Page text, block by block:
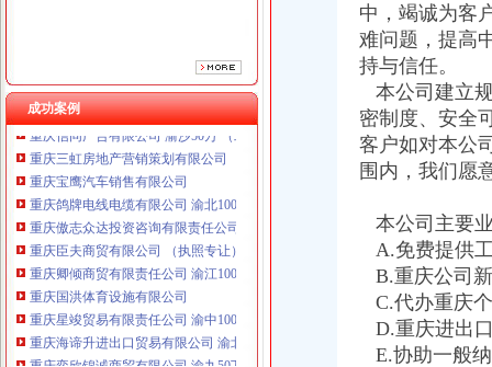
成功案例
重庆海谛升进出口贸易有限公司 渝北100万 （进出口权）
重庆奕欣锦诚商贸有限公司 渝九50万 （工商注册）
重庆信同广告有限公司 渝沙50万 （工商注册）
重庆三虹房地产营销策划有限公司
重庆宝鹰汽车销售有限公司
重庆鸽牌电线电缆有限公司 渝北10010万 (进出口权)
重庆傲志众达投资咨询有限责任公司 渝九1000万 （增资）
重庆臣夫商贸有限公司 （执照专让）
重庆卿倾商贸有限责任公司 渝江100万 （工商注册）
重庆国洪体育设施有限公司
重庆星竣贸易有限责任公司 渝中100万 （进出口权）
重庆海谛升进出口贸易有限公司 渝北100万 （进出口权）
重庆奕欣锦诚商贸有限公司 渝九50万 （工商注册）
中，竭诚为客
难问题，提高
持与信任。
本公司建立
密制度、安全
客户如对本公
围内，我们愿
本公司主要
A.免费提供
B.重庆公司
C.代办重庆
D.重庆进出
E.协助一般